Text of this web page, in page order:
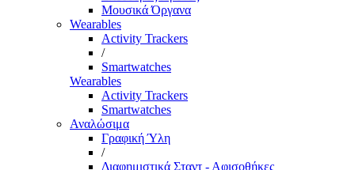
Μουσικά Όργανα
Wearables
Activity Trackers
/
Smartwatches
Wearables
Activity Trackers
Smartwatches
Αναλώσιμα
Γραφική Ύλη
/
Διαφημιστικά Σταντ - Αφισοθήκες